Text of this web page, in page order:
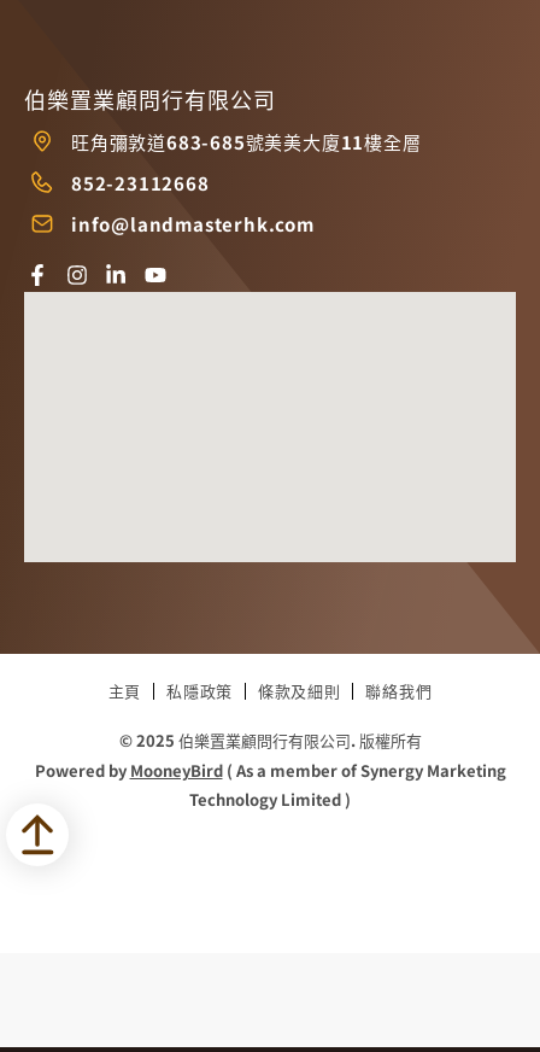
伯樂置業顧問行有限公司
旺角彌敦道683-685號美美大廈11樓全層
852-23112668
info@landmasterhk.com
主頁 私隱政策 條款及細則 聯絡我們
© 2025 伯樂置業顧問行有限公司. 版權所有
Powered by MooneyBird( As a member of Synergy Marketing
Technology Limited )